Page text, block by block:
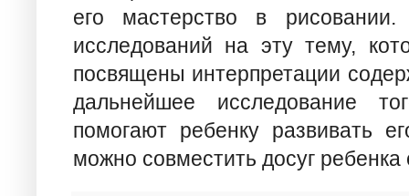
его мастерство в рисовании.
исследований на эту тему,
посвящены интерпретации
дальнейшее исследование
помогают ребенку развивать
можно совместить досуг ребенка